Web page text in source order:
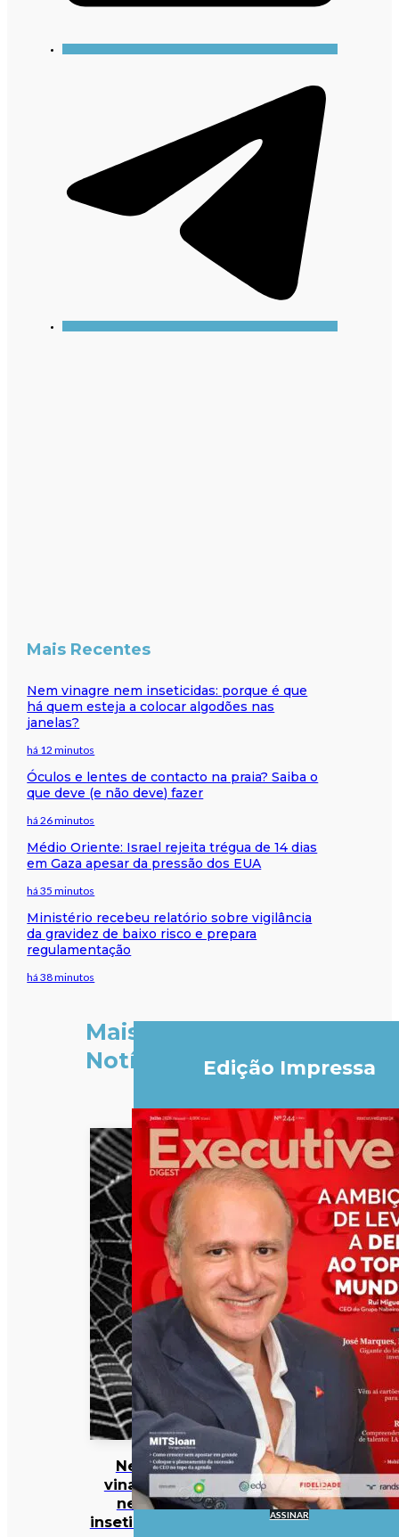
Mais Recentes
Nem vinagre nem inseticidas: porque é que
há quem esteja a colocar algodões nas
janelas?
há 12 minutos
Óculos e lentes de contacto na praia? Saiba o
que deve (e não deve) fazer
há 26 minutos
Médio Oriente: Israel rejeita trégua de 14 dias
em Gaza apesar da pressão dos EUA
há 35 minutos
Ministério recebeu relatório sobre vigilância
da gravidez de baixo risco e prepara
regulamentação
há 38 minutos
Mais
Notícias
Nem
vinagre
nem
inseticidas:
Edição Impressa
ASSINAR